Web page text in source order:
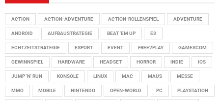
ACTION ACTION-ADVENTURE ACTION-ROLLENSPIEL ADVENTURE
ANDROID AUFBAUSTRATEGIE BEAT 'EM UP E3
ECHTZEITSTRATEGIE ESPORT EVENT FREE2PLAY GAMESCOM
GEWINNSPIEL HARDWARE HEADSET HORROR INDIE IOS
JUMP 'N' RUN KONSOLE LINUX MAC MAUS MESSE
MMO MOBILE NINTENDO OPEN-WORLD PC PLAYSTATION